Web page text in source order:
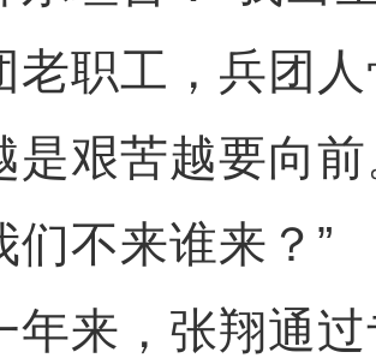
老职工，兵团
是艰苦越要向
们不来谁来？”
，张翔通过